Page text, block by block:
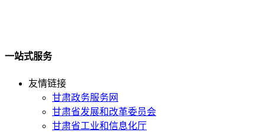
一站式服务
友情链接
甘肃政务服务网
甘肃省发展和改革委员会
甘肃省工业和信息化厅